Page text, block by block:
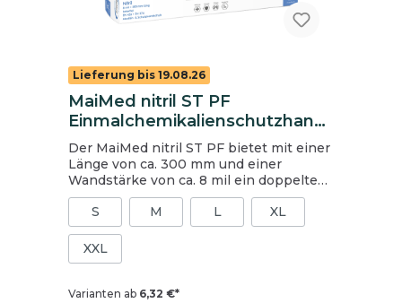
Lieferung bis 19.08.26
MaiMed nitril ST PF
Einmalchemikalienschutzhand
schuhe, Gr. S, blau, ungepudert
Der MaiMed nitril ST PF bietet mit einer
Länge von ca. 300 mm und einer
Wandstärke von ca. 8 mil ein doppeltes
Maß an Schutz und Sicherheit. Vor allem
beim Umgang mit reizenden
Flüssigkeiten, Chemikalien oder
Mikroorganismen schützt er Hände und
Unterarme zuverlässig. Die
extrem reißfest und strapazierfähig und
S M L XL
XXL
Varianten ab 6,32 €*